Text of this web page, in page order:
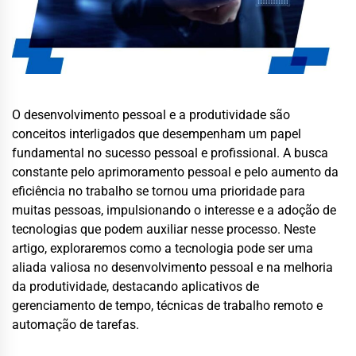
O desenvolvimento pessoal e a produtividade são
conceitos interligados que desempenham um papel
fundamental no sucesso pessoal e profissional. A busca
constante pelo aprimoramento pessoal e pelo aumento da
eficiência no trabalho se tornou uma prioridade para
muitas pessoas, impulsionando o interesse e a adoção de
tecnologias que podem auxiliar nesse processo. Neste
artigo, exploraremos como a tecnologia pode ser uma
aliada valiosa no desenvolvimento pessoal e na melhoria
da produtividade, destacando aplicativos de
gerenciamento de tempo, técnicas de trabalho remoto e
automação de tarefas.